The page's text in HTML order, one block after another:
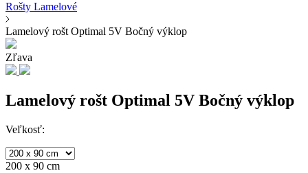
Rošty Lamelové
Lamelový rošt Optimal 5V Bočný výklop
Zľava
Lamelový rošt Optimal 5V Bočný výklop
Veľkosť:
200 x 90 cm